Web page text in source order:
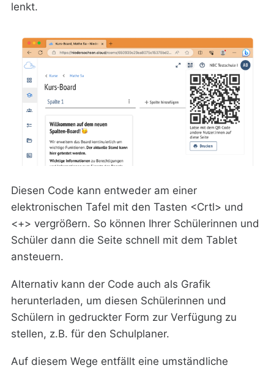
lenkt.
Diesen Code kann entweder am einer
elektronischen Tafel mit den Tasten <Crtl> und
<+> vergrößern. So können Ihrer Schülerinnen und
Schüler dann die Seite schnell mit dem Tablet
ansteuern.
Alternativ kann der Code auch als Grafik
herunterladen, um diesen Schülerinnen und
Schülern in gedruckter Form zur Verfügung zu
stellen, z.B. für den Schulplaner.
Auf diesem Wege entfällt eine umständliche